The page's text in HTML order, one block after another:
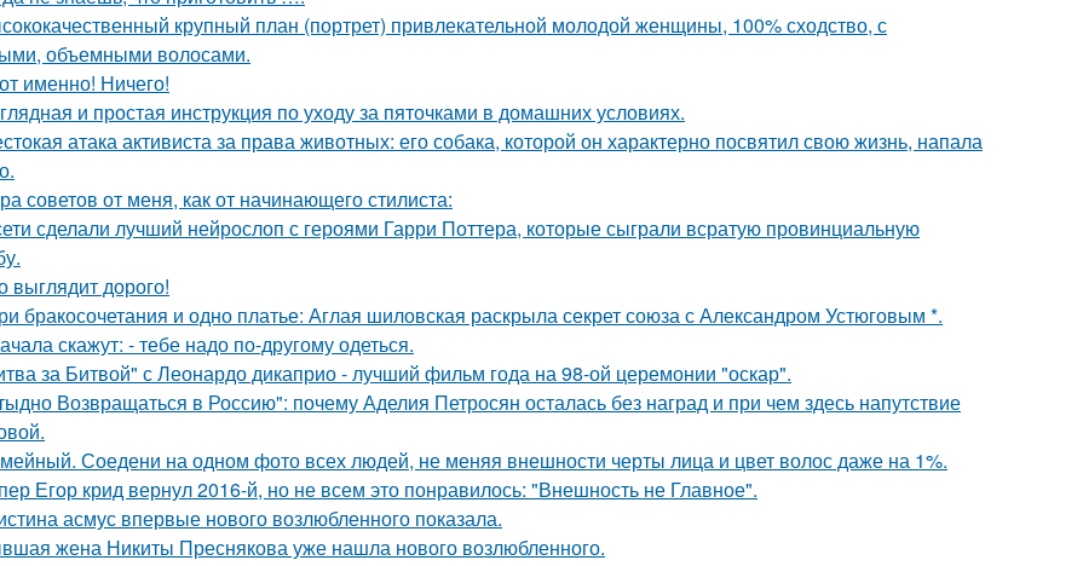
крупный план (портрет) привлекательной молодой женщины, 100% сходство, с
объемными волосами.
именно! Ничего!
и простая инструкция по уходу за пяточками в домашних условиях.
атака активиста за права животных: его собака, которой он характерно посвятил свою жизнь, напала
советов от меня, как от начинающего стилиста:
сделали лучший нейрослоп с героями Гарри Поттера, которые сыграли всратую провинциальную
выглядит дорого!
бракосочетания и одно платье: Аглая шиловская раскрыла секрет союза с Александром Устюговым *.
скажут: - тебе надо по-другому одеться.
за Битвой" с Леонардо дикаприо - лучший фильм года на 98-ой церемонии "оскар".
Возвращаться в Россию": почему Аделия Петросян осталась без наград и при чем здесь напутствие
Соедени на одном фото всех людей, не меняя внешности черты лица и цвет волос даже на 1%.
Егор крид вернул 2016-й, но не всем это понравилось: "Внешность не Главное".
асмус впервые нового возлюбленного показала.
жена Никиты Преснякова уже нашла нового возлюбленного.